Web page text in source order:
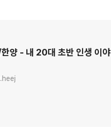
양 - 내 20대 초반 인생 이야